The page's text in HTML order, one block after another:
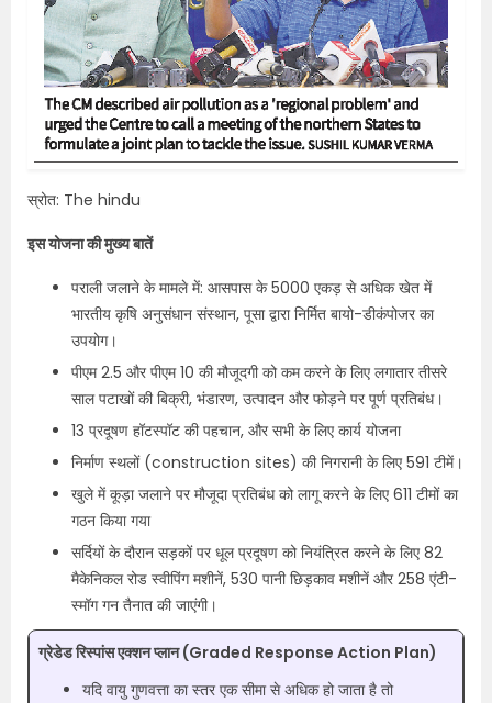
स्रोत: The hindu
इस योजना की मुख्य बातें
पराली जलाने के मामले में: आसपास के 5000 एकड़ से अधिक खेत में
भारतीय कृषि अनुसंधान संस्थान, पूसा द्वारा निर्मित बायो-डीकंपोजर का
उपयोग।
पीएम 2.5 और पीएम 10 की मौजूदगी को कम करने के लिए लगातार तीसरे
साल पटाखों की बिक्री, भंडारण, उत्पादन और फोड़ने पर पूर्ण प्रतिबंध।​
13 प्रदूषण हॉटस्पॉट की पहचान, और सभी के लिए कार्य योजना
निर्माण स्थलों (construction sites) की निगरानी के लिए 591 टीमें।​
खुले में कूड़ा जलाने पर मौजूदा प्रतिबंध को लागू करने के लिए 611 टीमों का
गठन किया गया
सर्दियों के दौरान सड़कों पर धूल प्रदूषण को नियंत्रित करने के लिए 82
मैकेनिकल रोड स्वीपिंग मशीनें, 530 पानी छिड़काव मशीनें और 258 एंटी-
स्मॉग गन तैनात की जाएंगी।​
ग्रेडेड रिस्पांस एक्शन प्लान (Graded Response Action Plan​)
यदि वायु गुणवत्ता का स्तर एक सीमा से अधिक हो जाता है तो